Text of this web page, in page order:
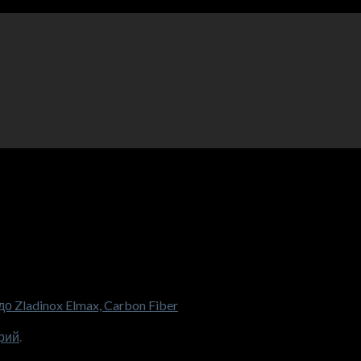
Zladinox Elmax, Carbon Fiber
.